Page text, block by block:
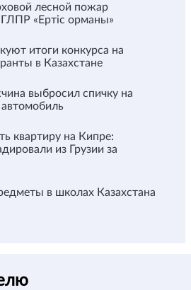
лесной пожар
«Ертіс орманы»
итоги конкурса на
в Казахстане
выбросил спичку на
квартиру на Кипре:
из Грузии за
в школах Казахстана